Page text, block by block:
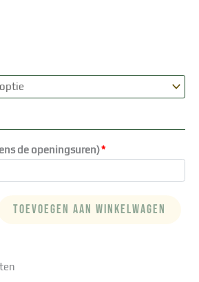
de openingsuren)*
TOEVOEGEN AAN WINKELWAGEN